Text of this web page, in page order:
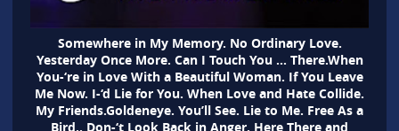
Somewhere in My Memory. No Ordinary Love.
Yesterday Once More. Can I Touch You … There.When
You-‘re in Love With a Beautiful Woman. If You Leave
Me Now. I-‘d Lie for You. When Love and Hate Collide.
My Friends.Goldeneye. You’ll See. Lie to Me. Free As a
Bird.. Don-‘t Look Back in Anger. Here There and